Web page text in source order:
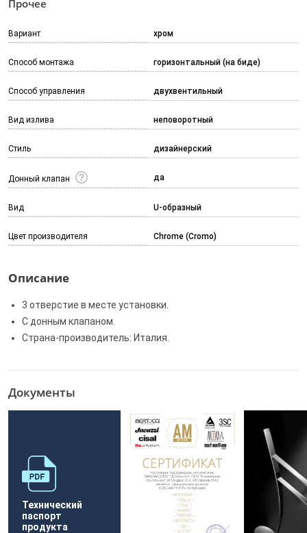
Прочее
Вариант хром
Способ монтажа горизонтальный (на биде)
Способ управления двухвентильный
Вид излива неповоротный
Стиль дизайнерский
Донный клапан да
Вид U-образный
Цвет производителя Chrome (Cromo)
Описание
3 отверстие в месте установки.
С донным клапаном.
Страна-производитель: Италия.
Документы
Технический
паспорт
продукта